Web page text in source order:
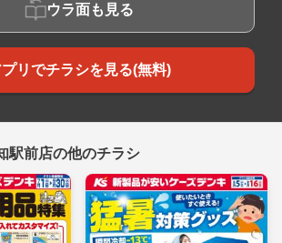
ウラ面も見る
プリでチラシを見る(無料)
駅前店の他のチラシ